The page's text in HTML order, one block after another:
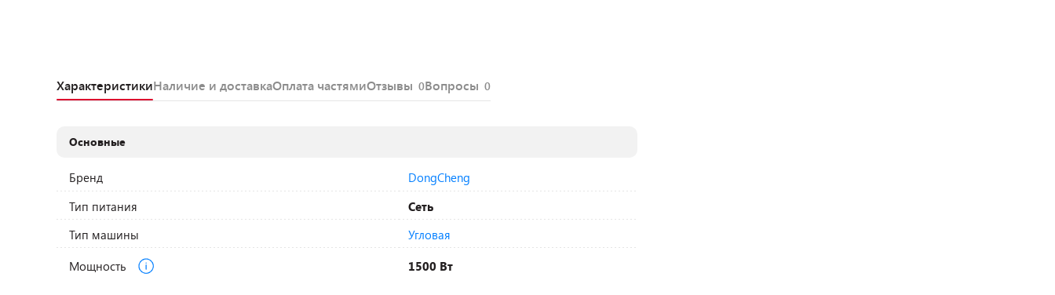
ХарактеристикиНаличие и доставкаОплата частямиОтзывы 0Вопросы 0
Основные
Бренд
DongCheng
Тип питания
Сеть
Тип машины
Угловая
Мощность
1500 Вт